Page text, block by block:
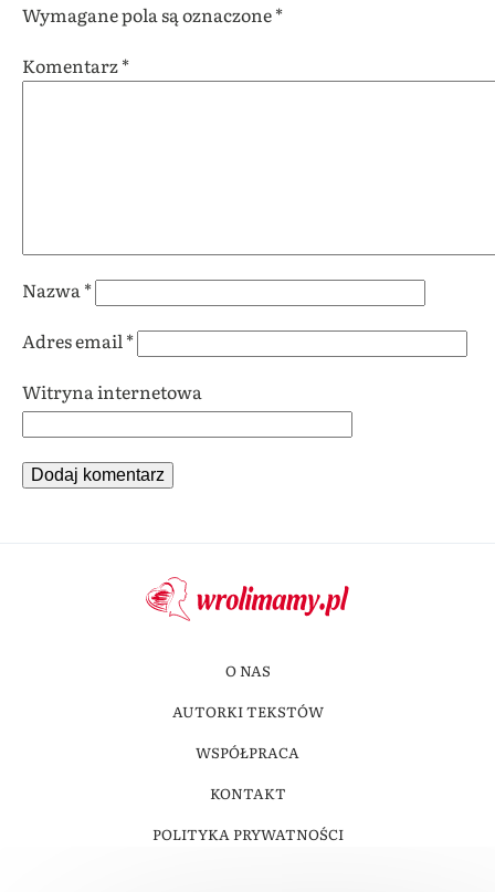
Wymagane pola są oznaczone*
Komentarz*
Nazwa*
Adres email*
Witryna internetowa
O NAS
AUTORKI TEKSTÓW
WSPÓŁPRACA
KONTAKT
POLITYKA PRYWATNOŚCI